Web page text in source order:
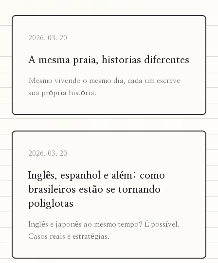
2026. 03. 20
A mesma praia, historias diferentes
Mesmo vivendo o mesmo dia, cada um escreve
sua própria história.
2026. 03. 20
Inglês, espanhol e além: como
brasileiros estão se tornando
poliglotas
Inglês e japonês ao mesmo tempo? É possível.
Casos reais e estratégias.